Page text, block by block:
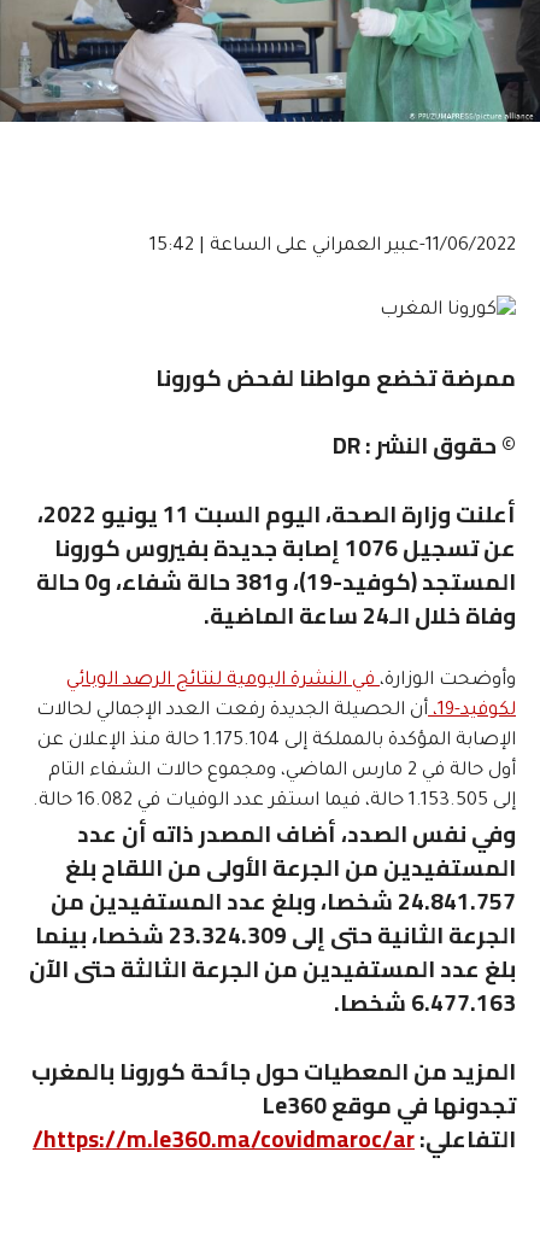
11/06/2022-عبير العمراني على الساعة | 15:42
ممرضة تخضع مواطنا لفحض كورونا
© حقوق النشر : DR
أعلنت وزارة الصحة، اليوم السبت 11 يونيو 2022،
عن تسجيل 1076 إصابة جديدة بفيروس كورونا
المستجد (كوفيد-19)، و381 حالة شفاء، و0 حالة
وفاة خلال الـ24 ساعة الماضية.
وأوضحت الوزارة،في النشرة اليومية لنتائج الرصد الوبائي
لكوفيد-19،
أن الحصيلة الجديدة رفعت العدد الإجمالي لحالات
الإصابة المؤكدة بالمملكة إلى 1.175.104 حالة منذ الإعلان عن
أول حالة في 2 مارس الماضي، ومجموع حالات الشفاء التام
إلى 1.153.505 حالة، فيما استقر عدد الوفيات في 16.082 حالة.
وفي نفس الصدد، أضاف المصدر ذاته أن عدد
المستفيدين من الجرعة الأولى من اللقاح بلغ
24.841.757 شخصا، وبلغ عدد المستفيدين من
الجرعة الثانية حتى إلى 23.324.309 شخصا، بينما
بلغ عدد المستفيدين من الجرعة الثالثة حتى الآن
6.477.163 شخصا.
المزيد من المعطيات حول جائحة كورونا بالمغرب
تجدونها في موقع Le360
التفاعلي:https://m.le360.ma/covidmaroc/ar/